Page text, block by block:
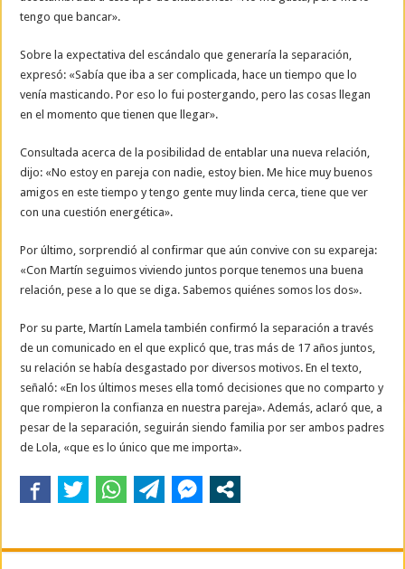
tengo que bancar».
Sobre la expectativa del escándalo que generaría la separación,
expresó: «Sabía que iba a ser complicada, hace un tiempo que lo
venía masticando. Por eso lo fui postergando, pero las cosas llegan
en el momento que tienen que llegar».
Consultada acerca de la posibilidad de entablar una nueva relación,
dijo: «No estoy en pareja con nadie, estoy bien. Me hice muy buenos
amigos en este tiempo y tengo gente muy linda cerca, tiene que ver
con una cuestión energética».
Por último, sorprendió al confirmar que aún convive con su expareja:
«Con Martín seguimos viviendo juntos porque tenemos una buena
relación, pese a lo que se diga. Sabemos quiénes somos los dos».
Por su parte, Martín Lamela también confirmó la separación a través
de un comunicado en el que explicó que, tras más de 17 años juntos,
su relación se había desgastado por diversos motivos. En el texto,
señaló: «En los últimos meses ella tomó decisiones que no comparto y
que rompieron la confianza en nuestra pareja». Además, aclaró que, a
pesar de la separación, seguirán siendo familia por ser ambos padres
de Lola, «que es lo único que me importa».